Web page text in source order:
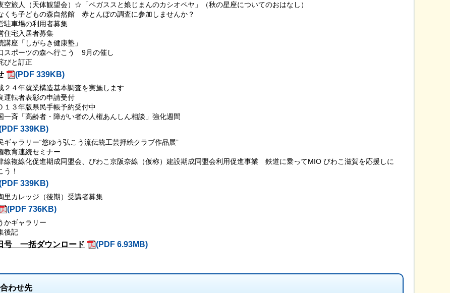
空旅人（天体観望会）☆「ペガススと娘じまんのカシオペヤ」（秋の星座についてのおはなし）
くち子どもの森自然館 赤とんぼの調査に参加しませんか？
駐車場の利用者募集
住宅入居者募集
講座「しがらき健康塾」
スポーツの森へ行こう 9月の催し
びと訂正
(PDF 339KB)
２４年就業構造基本調査を実施します
運転者表彰の申請受付
１３年版県民手帳予約受付中
一斉「高齢者・障がい者の人権あんしん相談」強化週間
339KB)
ギャラリー“悠ゆう弘こう流伝統工芸押絵クラブ作品展”
教育連続セミナー
線複線化促進期成同盟会、びわこ京阪奈線（仮称）建設期成同盟会利用促進事業 鉄道に乗ってMIO びわこ滋賀を応援しに
う！
339KB)
里カレッジ（後期）受講者募集
(PDF 736KB)
かギャラリー
後記
号 一括ダウンロード (PDF 6.93MB)
わせ先